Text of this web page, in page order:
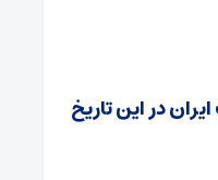
در این تاریخ